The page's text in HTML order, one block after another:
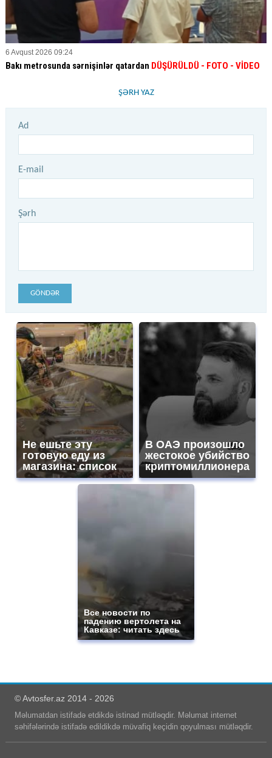
6 Avqust 2026 09:24
Bakı metrosunda sərnişinlər qatardan DÜŞÜRÜLDÜ - FOTO - VİDEO
ŞƏRH YAZ
Ad
E-mail
Şərh
GÖNDƏR
Не ешьте эту
готовую еду из
магазина: список
В ОАЭ произошло
жестокое убийство
криптомиллионера
Все новости по
падению вертолета на
Кавказе: читать здесь
© Avtosfer.az 2014 - 2026
Məlumatdan istifadə etdikdə istinad mütləqdir. Məlumat internet
səhifələrində istifadə edildikdə müvafiq keçidin qoyulması mütləqdir.